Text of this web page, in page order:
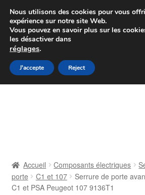
Colissimo livraison à
Du lundi au vendredi
Aller
à
Aller
au
Contact
Accueil Composants électriques
porte
C1 et 107
Serrure de porte
C1 et PSA Peugeot 107 9136T1
Nous utilisons des cookies pour vous
expérience sur notre site Web.
Vous pouvez en savoir plus sur les
les désactiver dans
réglages.
J'accepte Reject